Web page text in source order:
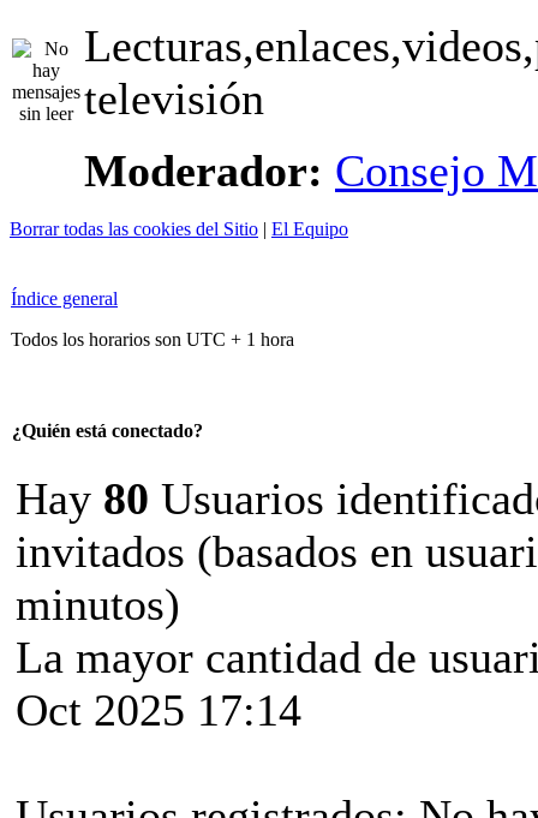
televisión
Moderador: Consejo
Borrar todas las cookies del Sitio | El Equipo
Índice general
Todos los horarios son UTC + 1 hora
¿Quién está conectado?
Hay 80 Usuarios
invitados (basados en
minutos)
La mayor cantidad de
Oct 2025 17:14